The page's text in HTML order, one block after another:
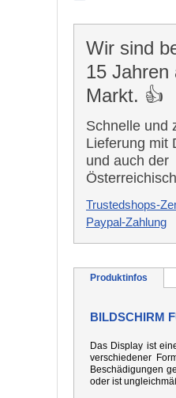
Wir sind
15 Jahren
Markt. 👍
Schnelle und
Lieferung mit
und auch der
Trustedshops-
Paypal-Zahlung
Produktinfos
BILDSCHIRM
Das Display ist
verschiedener
Beschädigungen
oder ist